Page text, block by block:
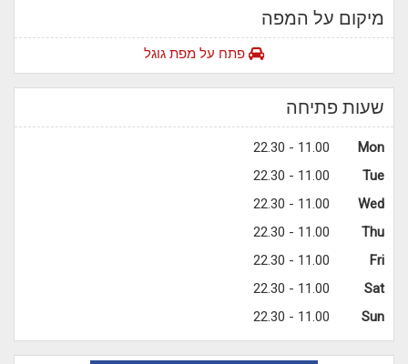
מיקום על המפה
פתח על מפת גוגל
שעות פתיחה
Mon
11.00 - 22.30
Tue
11.00 - 22.30
Wed
11.00 - 22.30
Thu
11.00 - 22.30
Fri
11.00 - 22.30
Sat
11.00 - 22.30
Sun
11.00 - 22.30